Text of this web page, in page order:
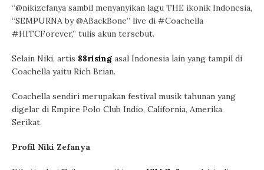
“@nikizefanya sambil menyanyikan lagu THE ikonik Indonesia,
“SEMPURNA by @ABackBone” live di #Coachella
#HITCForever,” tulis akun tersebut.
Selain Niki, artis 88rising asal Indonesia lain yang tampil di
Coachella yaitu Rich Brian.
Coachella sendiri merupakan festival musik tahunan yang
digelar di Empire Polo Club Indio, California, Amerika
Serikat.
Profil Niki Zefanya